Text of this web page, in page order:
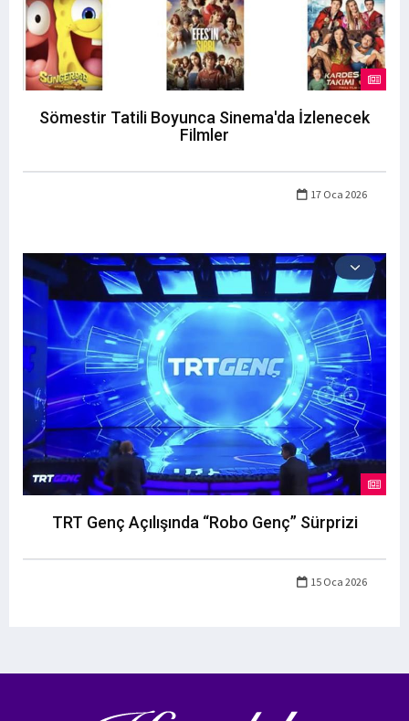
Sömestir Tatili Boyunca Sinema'da İzlenecek
Filmler
17 Oca 2026
TRT Genç Açılışında “Robo Genç” Sürprizi
15 Oca 2026